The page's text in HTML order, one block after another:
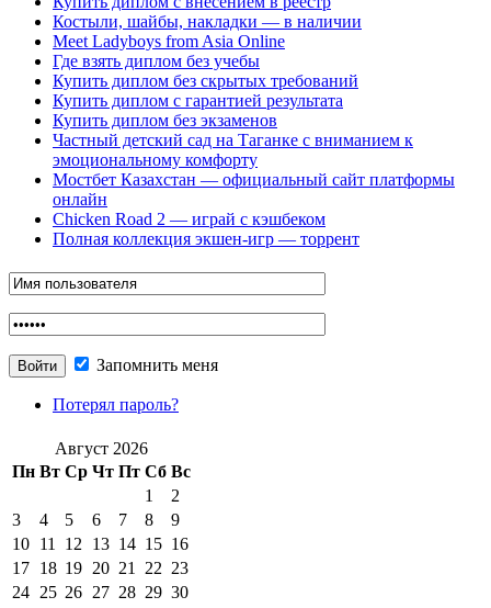
Костыли, шайбы, накладки — в наличии
Meet Ladyboys from Asia Online
Где взять диплом без учебы
Купить диплом без скрытых требований
Купить диплом с гарантией результата
Купить диплом без экзаменов
Частный детский сад на Таганке с вниманием к
эмоциональному комфорту
Мостбет Казахстан — официальный сайт платформы
онлайн
Chicken Road 2 — играй с кэшбеком
Полная коллекция экшен-игр — торрент
Запомнить меня
Потерял пароль?
Август 2026
Пн Вт Ср Чт Пт Сб Вс
1
2
3
4 5 6 7 8
9
10 11 12 13 14 15 16
17 18 19 20 21 22 23
24 25 26 27 28 29 30